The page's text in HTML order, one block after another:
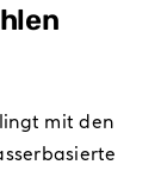
mit den